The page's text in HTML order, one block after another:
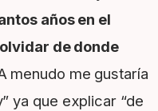
años en el
de donde
menudo me gustaría
ya que explicar “de